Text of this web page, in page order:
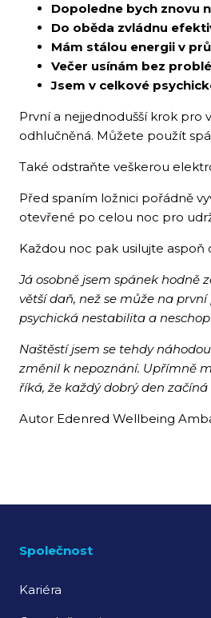
Dopoledne bych znovu
Do oběda zvládnu
Mám stálou energii v
Večer usínám bez
Jsem v celkové
První a nejjednodušší krok pro
odhlučněná. Můžete použít
Také odstraňte veškerou
Před spaním ložnici pořádně
otevřené po celou noc pro
Každou noc pak usilujte aspoň
Já osobně jsem spánek hodně
větší daň, než se může na
psychická nestabilita a
Naštěstí jsem se tehdy
změnil k nepoznání. Upřímně
říká, že každý dobrý den začíná
Autor Edenred Wellbeing
Společnost
Kariéra